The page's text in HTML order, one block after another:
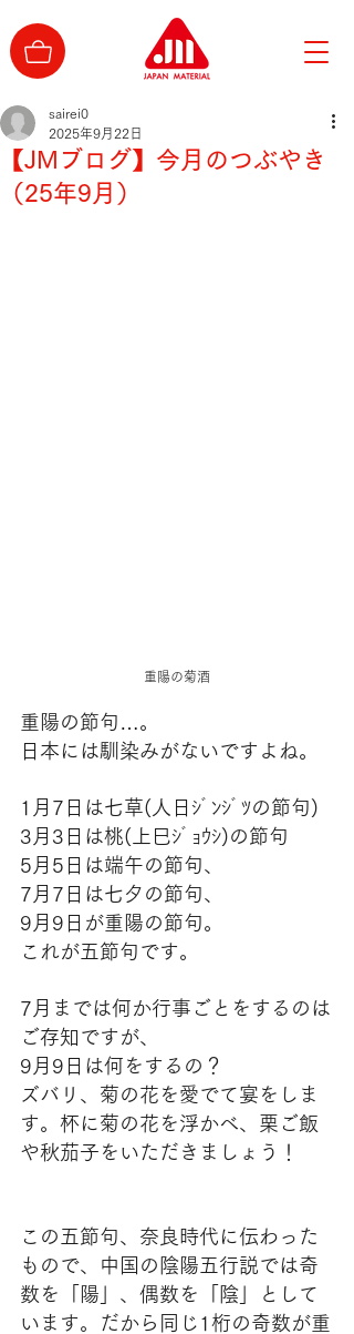
【JMブログ】今月のつぶやき
（25年9月）
sairei0
2025年9月22日
重陽の菊酒
重陽の節句…。
日本には馴染みがないですよね。
1月7日は七草(人日ｼﾞﾝｼﾞﾂの節句)
3月3日は桃(上巳ｼﾞｮｳｼ)の節句
5月5日は端午の節句、
7月7日は七夕の節句、
9月9日が重陽の節句。
これが五節句です。
7月までは何か行事ごとをするのは
ご存知ですが、
9月9日は何をするの？
ズバリ、菊の花を愛でて宴をしま
す。杯に菊の花を浮かべ、栗ご飯
や秋茄子をいただきましょう！
この五節句、奈良時代に伝わった
もので、中国の陰陽五行説では奇
数を「陽」、偶数を「陰」として
います。だから同じ1桁の奇数が重